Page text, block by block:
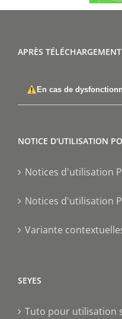
APRÈS
En cas de
NOTICE D'UTILISATION
Notices d'utilisation
Notices d'utilisation
Variante
SEYES
Tuto pour utilisation